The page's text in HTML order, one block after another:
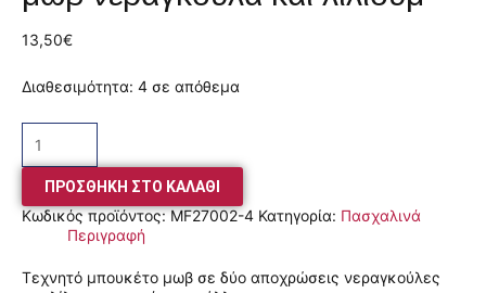
13,50€
Διαθεσιμότητα: 4 σε απόθεμα
ΠΡΟΣΘΉΚΗ ΣΤΟ ΚΑΛΆΘΙ
Κωδικός προϊόντος:MF27002-4 Κατηγορία: Πασχαλινά
Περιγραφή
Τεχνητό μπουκέτο μωβ σε δύο αποχρώσεις νεραγκούλες